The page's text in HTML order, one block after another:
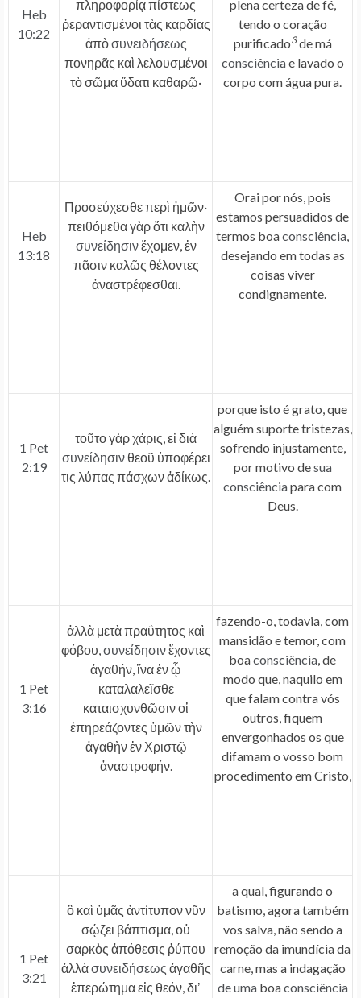
Heb
10:22
πληροφορίᾳ πίστεως
ῥεραντισμένοι τὰς καρδίας
ἀπὸσυνειδήσεως
πονηρᾶς καὶ λελουσμένοι
τὸ σῶμα ὕδατι καθαρῷ·
plena certeza de fé,
tendo o coração
purificado3de má
consciênciae lavado o
corpo com água pura.
Heb
13:18
Προσεύχεσθε περὶ ἡμῶν·
πειθόμεθα γὰρ ὅτι καλὴν
συνείδησινἔχομεν, ἐν
πᾶσιν καλῶς θέλοντες
ἀναστρέφεσθαι.
Orai por nós, pois
estamos persuadidos de
termos boaconsciência,
desejando em todas as
coisas viver
condignamente.
1 Pet
2:19
τοῦτο γὰρ χάρις, εἰ διὰ
συνείδησινθεοῦ ὑποφέρει
τις λύπας πάσχων ἀδίκως.
porque isto é grato, que
alguém suporte tristezas,
sofrendo injustamente,
por motivo desua
consciênciapara com
Deus.
1 Pet
3:16
ἀλλὰ μετὰ πραΰτητος καὶ
φόβου,συνείδησινἔχοντες
ἀγαθήν, ἵνα ἐν ᾧ
καταλαλεῖσθε
καταισχυνθῶσιν οἱ
ἐπηρεάζοντες ὑμῶν τὴν
ἀγαθὴν ἐν Χριστῷ
ἀναστροφήν.
fazendo-o, todavia, com
mansidão e temor, com
boaconsciência, de
modo que, naquilo em
que falam contra vós
outros, fiquem
envergonhados os que
difamam o vosso bom
procedimento em Cristo,
1 Pet
3:21
ὃ καὶ ὑμᾶς ἀντίτυπον νῦν
σῴζει βάπτισμα, οὐ
σαρκὸς ἀπόθεσις ῥύπου
ἀλλὰσυνειδήσεως ἀγαθῆς
ἐπερώτημα εἰς θεόν, διʼ
a qual, figurando o
batismo, agora também
vos salva, não sendo a
remoção da imundícia da
carne, mas a indagação
de umaboaconsciência